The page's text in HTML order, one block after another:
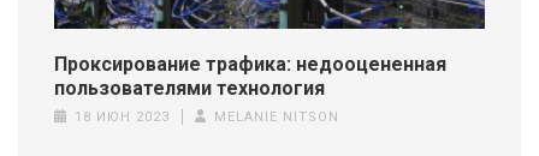
Проксирование трафика: недооцененная
пользователями технология
18 ИЮН 2023 MELANIE NITSON